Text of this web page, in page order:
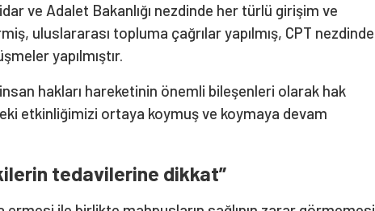
ve Adalet Bakanlığı nezdinde her türlü girişim ve
uluslararası topluma çağrılar yapılmış, CPT nezdinde
yapılmıştır.
hakları hareketinin önemli bileşenleri olarak hak
etkinliğimizi ortaya koymuş ve koymaya devam
tedavilerine dikkat”